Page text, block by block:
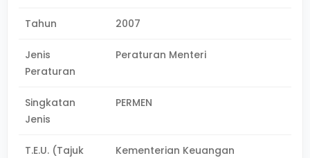
Tahun 2007
Jenis
Peraturan
Peraturan Menteri
Singkatan
Jenis
PERMEN
T.E.U. (Tajuk
Kementerian Keuangan